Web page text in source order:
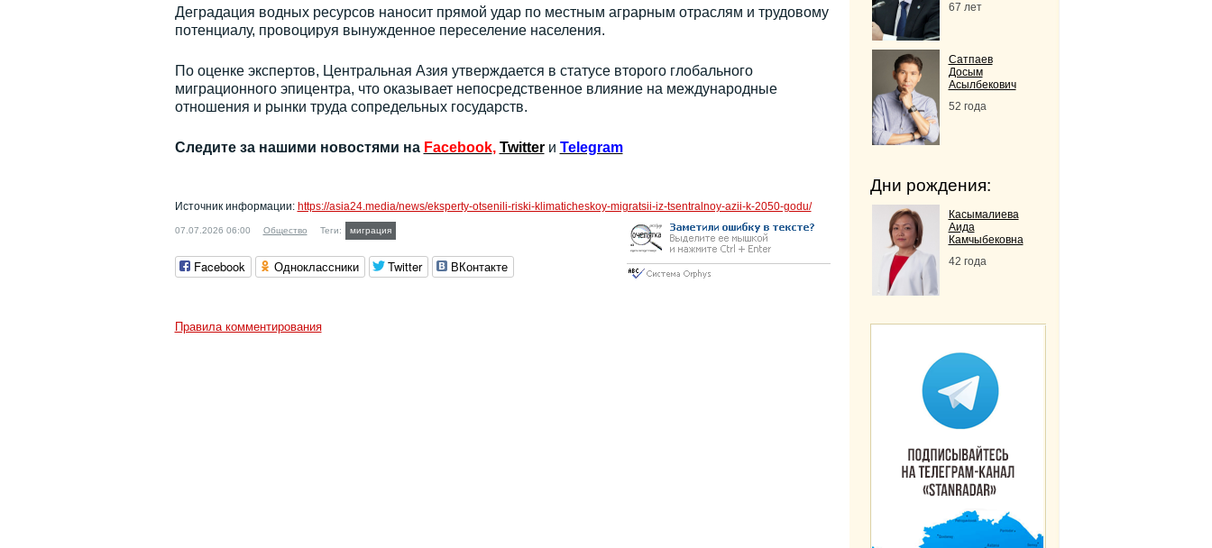
Деградация водных ресурсов наносит прямой удар по местным аграрным отраслям и трудовому
потенциалу, провоцируя вынужденное переселение населения.
По оценке экспертов, Центральная Азия утверждается в статусе второго глобального
миграционного эпицентра, что оказывает непосредственное влияние на международные
отношения и рынки труда сопредельных государств.
Следите за нашими новостями на Facebook, Twitter и Telegram
Источник информации: https://asia24.media/news/eksperty-otsenili-riski-klimaticheskoy-migratsii-iz-tsentralnoy-azii-k-2050-godu/
07.07.2026 06:00 Общество Теги: миграция
Facebook Одноклассники Twitter ВКонтакте
Правила комментирования
67 лет
Сатпаев
Досым
Асылбекович
52 года
Дни рождения:
Касымалиева
Аида
Камчыбековна
42 года